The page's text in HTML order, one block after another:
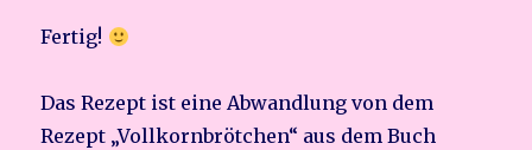
Fertig!
Das Rezept ist eine Abwandlung von dem
Rezept „Vollkornbrötchen“ aus dem Buch